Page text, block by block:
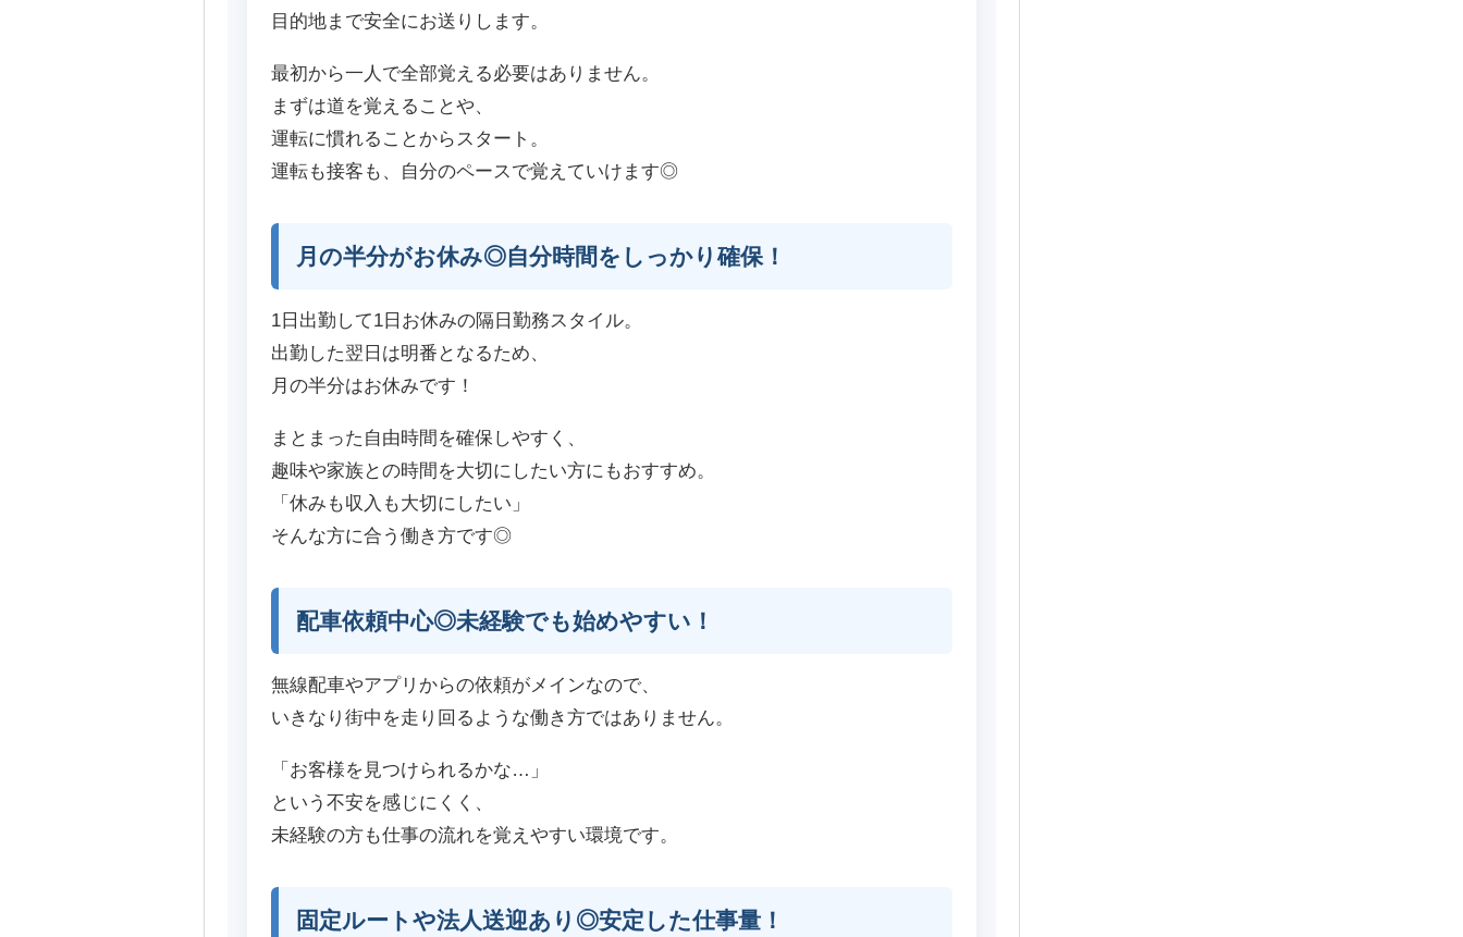
目的地まで安全にお送りします。
最初から一人で全部覚える必要はありません。
まずは道を覚えることや、
運転に慣れることからスタート。
運転も接客も、自分のペースで覚えていけます◎
月の半分がお休み◎自分時間をしっかり確保！
1日出勤して1日お休みの隔日勤務スタイル。
出勤した翌日は明番となるため、
月の半分はお休みです！
まとまった自由時間を確保しやすく、
趣味や家族との時間を大切にしたい方にもおすすめ。
「休みも収入も大切にしたい」
そんな方に合う働き方です◎
配車依頼中心◎未経験でも始めやすい！
無線配車やアプリからの依頼がメインなので、
いきなり街中を走り回るような働き方ではありません。
「お客様を見つけられるかな…」
という不安を感じにくく、
未経験の方も仕事の流れを覚えやすい環境です。
固定ルートや法人送迎あり◎安定した仕事量！